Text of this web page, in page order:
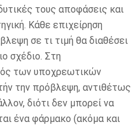
τους αποφάσεις και
Κάθε επιχείρηση
σε τι τιμή θα διαθέσει
σχέδιο. Στη
των υποχρεωτικών
την πρόβλεψη, αντιθέτως
διότι δεν μπορεί να
ένα φάρμακο (ακόμα και